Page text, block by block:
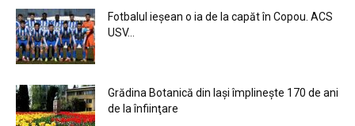
Fotbalul ieșean o ia de la capăt în Copou. ACS
USV...
Grădina Botanică din Iaşi împlineşte 170 de ani
de la înfiinţare